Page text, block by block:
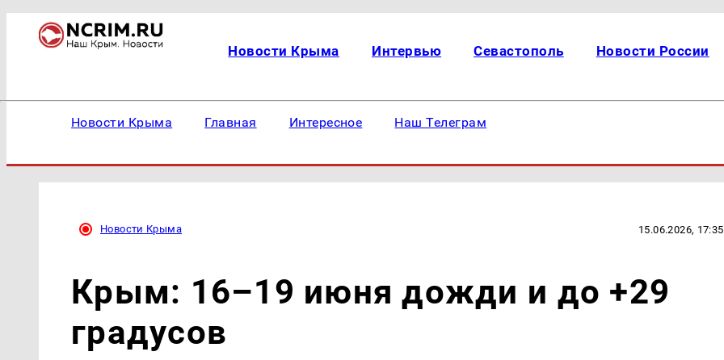
Новости Крыма Интервью Севастополь Новости России
Новости Крыма Главная Интересное Наш Телеграм
Новости Крыма 15.06.2026, 17:35
Крым: 16–19 июня дожди и до +29
градусов